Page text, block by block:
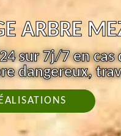
ARBRE
sur 7j/7 en cas
dangereux,